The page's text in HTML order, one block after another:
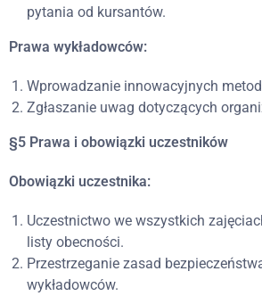
pytania od kursantów.
Prawa wykładowców:
Wprowadzanie innowacyjnych
Zgłaszanie uwag dotyczących
§5 Prawa i obowiązki uczestników
Obowiązki uczestnika:
Uczestnictwo we wszystkich
listy obecności.
Przestrzeganie zasad
wykładowców.